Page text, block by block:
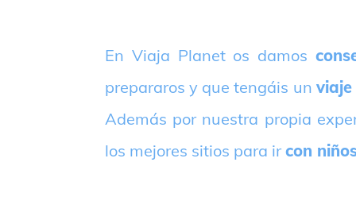
En Viaja Planet os damos
prepararos y que tengáis un
Además por nuestra propia
los mejores sitios para ir con